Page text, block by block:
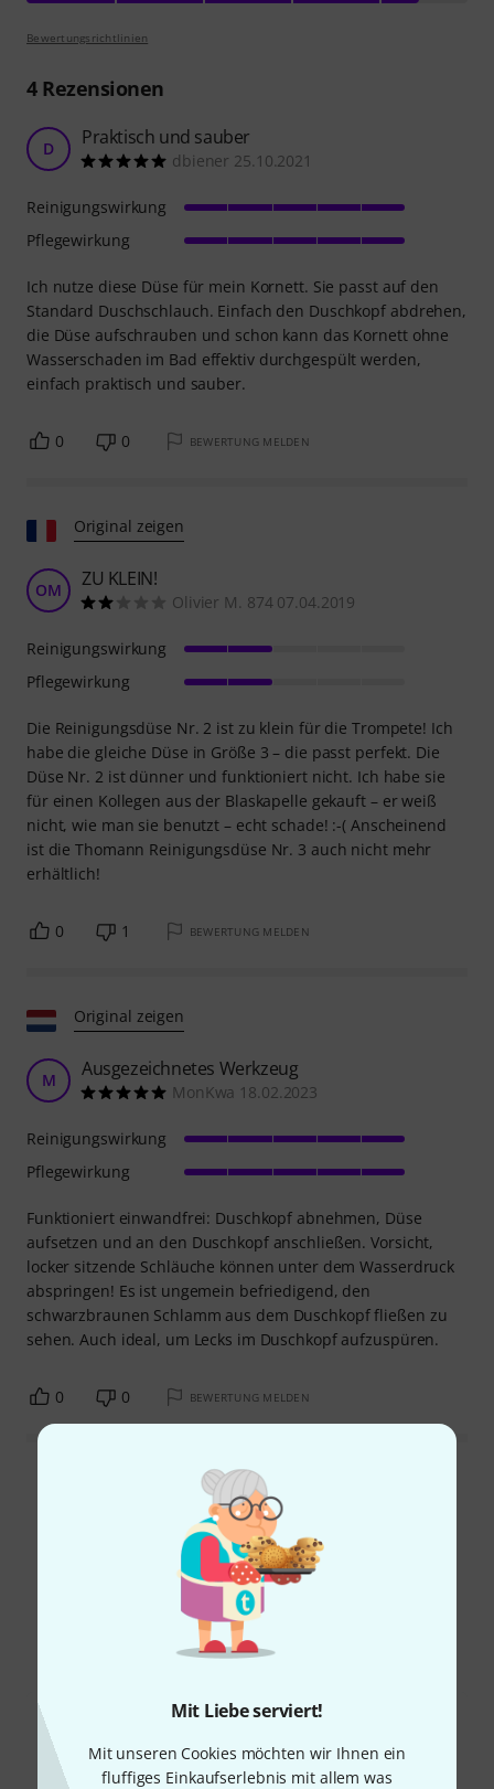
Mit Liebe serviert!
Mit unseren Cookies möchten wir Ihnen ein
fluffiges Einkaufserlebnis mit allem was
Bewertungsrichtlinien
4Rezensionen
D Praktisch und sauber
dbiener 25.10.2021
Ich nutze diese Düse für mein Kornett. Sie passt auf den
Standard Duschschlauch. Einfach den Duschkopf abdrehen,
die Düse aufschrauben und schon kann das Kornett ohne
Wasserschaden im Bad effektiv durchgespült werden,
einfach praktisch und sauber.
Reinigungswirkung
Pflegewirkung
0 0 BEWERTUNG MELDEN
Original zeigen
OM ZU KLEIN!
Olivier M. 874 07.04.2019
Die Reinigungsdüse Nr. 2 ist zu klein für die Trompete! Ich
habe die gleiche Düse in Größe 3 – die passt perfekt. Die
Düse Nr. 2 ist dünner und funktioniert nicht. Ich habe sie
für einen Kollegen aus der Blaskapelle gekauft – er weiß
nicht, wie man sie benutzt – echt schade! :-( Anscheinend
ist die Thomann Reinigungsdüse Nr. 3 auch nicht mehr
erhältlich!
Reinigungswirkung
Pflegewirkung
0 1 BEWERTUNG MELDEN
Original zeigen
M Ausgezeichnetes Werkzeug
MonKwa 18.02.2023
Funktioniert einwandfrei: Duschkopf abnehmen, Düse
aufsetzen und an den Duschkopf anschließen. Vorsicht,
locker sitzende Schläuche können unter dem Wasserdruck
abspringen! Es ist ungemein befriedigend, den
schwarzbraunen Schlamm aus dem Duschkopf fließen zu
sehen. Auch ideal, um Lecks im Duschkopf aufzuspüren.
Reinigungswirkung
Pflegewirkung
0 0 BEWERTUNG MELDEN
Alle Bewertungen lesen
Schon gewusst?
Alle Ratgeber